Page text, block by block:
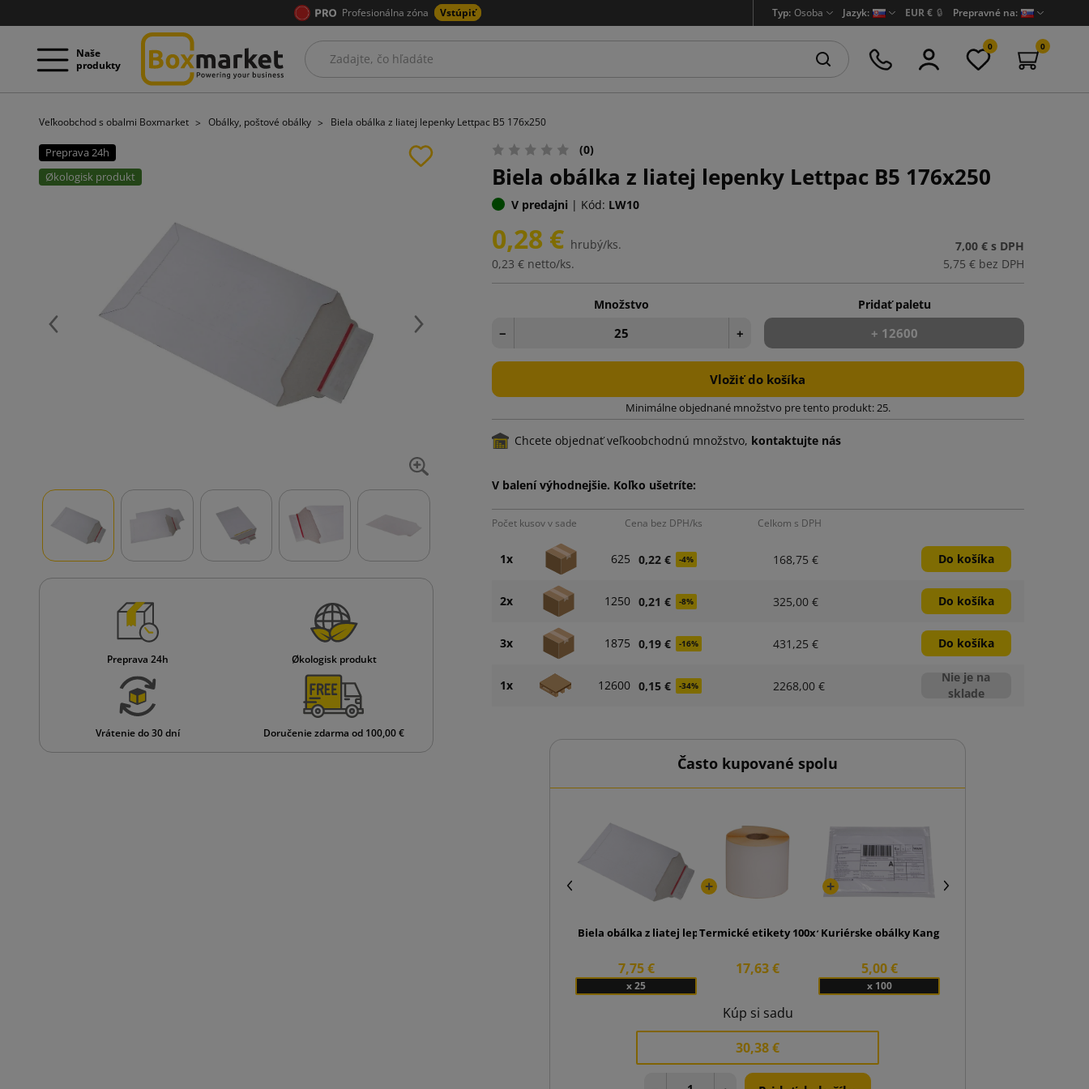
Profesionálna zóna Vstúpiť Typ: Osoba Jazyk: EUR € 🔒 Prepravné na:
Naše
produkty
0 0
Veľkoobchod s obalmi Boxmarket Obálky, poštové obálky Biela obálka z liatej lepenky Lettpac B5 176x250
Preprava 24h
Økologisk produkt
Späť Ďalej
Preprava 24h Økologisk produkt
Vrátenie do 30 dní Doručenie zdarma od 100,00 €
(0)
Biela obálka z liatej lepenky Lettpac B5 176x250
V predajni | Kód: LW10
0,28 € hrubý/ks.
0,23 € netto/ks.
7,00 € s DPH
5,75 € bez DPH
Množstvo
− +
Pridať paletu
+ 12600
Vložiť do košíka
Minimálne objednané množstvo pre tento produkt: 25.
Chcete objednať veľkoobchodnú množstvo, kontaktujte nás
V balení výhodnejšie. Koľko ušetríte:
Počet kusov v sade Cena bez DPH/ks Celkom s DPH
1x 625 0,22 € -4% 168,75 € Do košíka
2x 1250 0,21 € -8% 325,00 € Do košíka
3x 1875 0,19 € -16% 431,25 € Do košíka
1x 12600 0,15 € -34% 2268,00 €
Nie je na
sklade
Často kupované spolu
Biela obálka z liatej lepenky Lettpac B5 176x250
7,75 €
x 25
Termické etikety 100x150 role 500 ks.
17,63 €
Kuriérske obálky Kangurki Przylgi C6
5,00 €
x 100
Kúp si sadu
30,38 €